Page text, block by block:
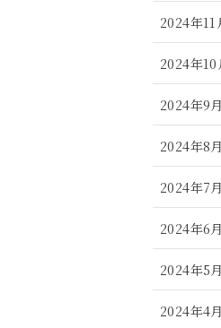
2024年11
2024年10
2024年9月
2024年8月
2024年7月
2024年6月
2024年5月
2024年4月